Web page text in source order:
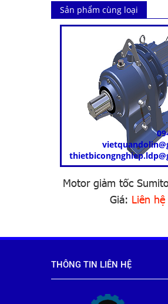
Sản phẩm cùng loại
Motor giảm tốc
Giá: Liên hệ
THÔNG TIN LIÊN HỆ